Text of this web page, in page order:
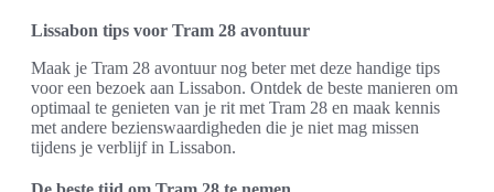
Lissabon tips voor Tram 28 avontuur
Maak je Tram 28 avontuur nog beter met deze handige tips
voor een bezoek aan Lissabon. Ontdek de beste manieren om
optimaal te genieten van je rit met Tram 28 en maak kennis
met andere bezienswaardigheden die je niet mag missen
tijdens je verblijf in Lissabon.